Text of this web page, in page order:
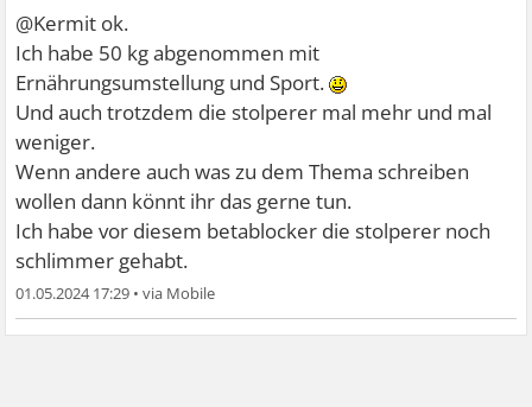
@Kermit ok.
Ich habe 50 kg abgenommen mit
Ernährungsumstellung und Sport.
Und auch trotzdem die stolperer mal mehr und mal
weniger.
Wenn andere auch was zu dem Thema schreiben
wollen dann könnt ihr das gerne tun.
Ich habe vor diesem betablocker die stolperer noch
schlimmer gehabt.
01.05.2024 17:29 •